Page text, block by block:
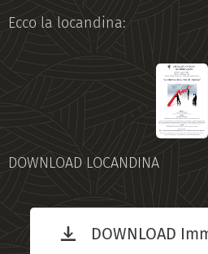
Ecco la locandina:
DOWNLOAD LOCANDINA
DOWNLOAD